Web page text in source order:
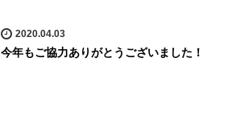
2020.04.03
今年もご協力ありがとうございました！